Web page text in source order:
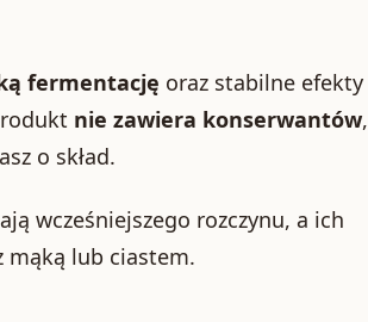
fermentację oraz stabilne efekty
nie zawiera konserwantów,
o skład.
wcześniejszego rozczynu, a ich
mąką lub ciastem.